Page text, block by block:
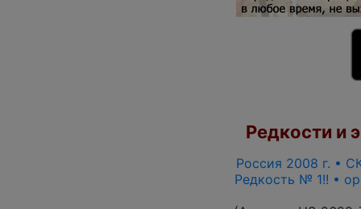
Редкости и
Россия 2008 г. •
Редкость № 1!! •